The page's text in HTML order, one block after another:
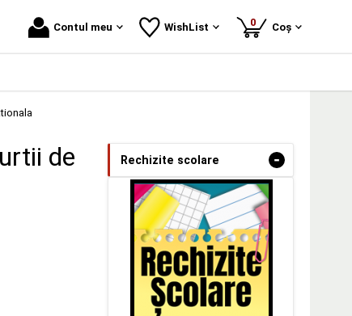
Contul meu WishList 0produse
Coș
de
Rechizite scolare -